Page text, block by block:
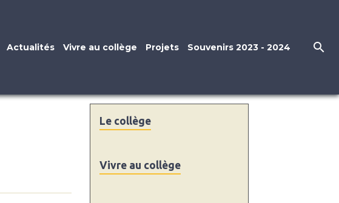
Actualités Vivre au collège Projets Souvenirs 2023 - 2024
Le collège
Vivre au collège